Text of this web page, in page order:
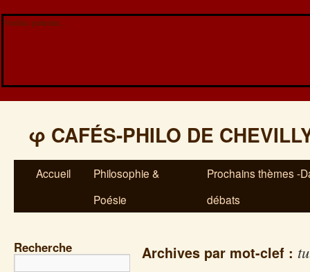
Veuillez patienter...
φ CAFÉS-PHILO DE
Accueil
Philosophie &
Poésie
Prochains thèmes -
débats
Recherche Archives par mot-clef :